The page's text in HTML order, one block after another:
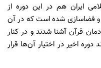
ایران هم در این دوره از
مربع طراحی و فضاسازی شده است که در آن
قرآن آشنا شدند و در کنار
اخیر در اختیار آن‌ها قرار